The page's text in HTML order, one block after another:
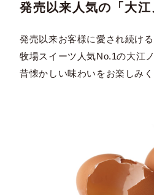
発売以来人気の「大江
発売以来お客様に愛され続ける
牧場スイーツ人気No.1の大江ノ
昔懐かしい味わいをお楽しみく